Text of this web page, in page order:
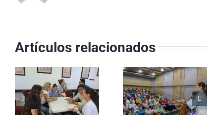
Artículos relacionados
Equipos
Básicos de
Salud
consolidan su
ESE Carmen
Emilia Ospina
conmemoró el